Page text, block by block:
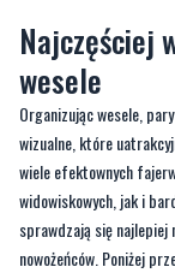
Najczęściej
wesele
Organizując wesele,
wizualne, które
wiele efektownych
widowiskowych, jak i
sprawdzają się najlepiej
nowożeńców. Poniżej